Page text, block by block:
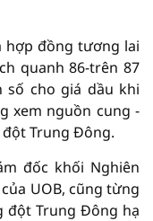
hợp đồng tương lai
quanh 86-trên 87
số cho giá dầu khi
xem nguồn cung -
Trung Đông.
đốc khối Nghiên
UOB, cũng từng
đột Trung Đông hạ